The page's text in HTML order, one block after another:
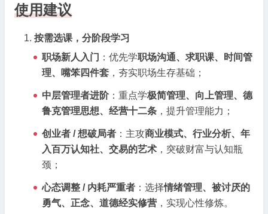
使用建议
按需选课，分阶段学习
职场新人入门 ：优先学职场沟通、求职课、时间管
理、嘴笨四件套 ，夯实职场生存基础；
中层管理者进阶 ：重点学极简管理、向上管理、德
鲁克管理思想、经营十二条 ，提升管理能力；
创业者 / 想破局者 ：主攻商业模式、行业分析、年
入百万认知社、交易的艺术 ，突破财富与认知瓶
颈；
心态调整 / 内耗严重者 ：选择情绪管理、被讨厌的
勇气、正念、道德经实修营 ，实现心性修炼。